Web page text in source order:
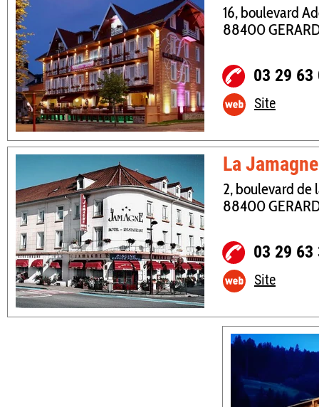
03 29 63
Site
16, boulevard
88400
03 29 63
Site
La
2, boulevard de
88400